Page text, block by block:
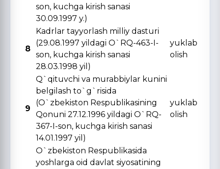
son, kuchga kirish sanasi
30.09.1997 y.)
8
Kadrlar tayyorlash milliy dasturi
(29.08.1997 yildagi O`RQ-463-I-
son, kuchga kirish sanasi
28.03.1998 yil)
yuklab
olish
9
Q`qituvchi va murabbiylar kunini
belgilash to`g`risida
(O`zbekiston Respublikasining
Qonuni 27.12.1996 yildagi O`RQ-
367-I-son, kuchga kirish sanasi
14.01.1997 yil)
yuklab
olish
O`zbekiston Respublikasida
yoshlarga oid davlat siyosatining